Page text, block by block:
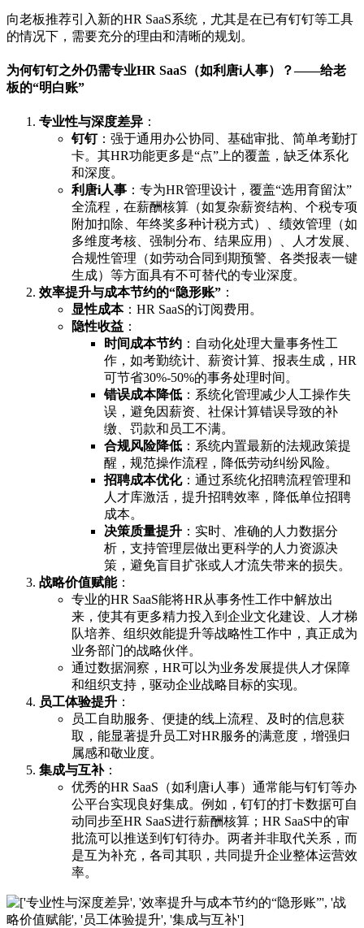
向老板推荐引入新的HR SaaS系统，尤其是在已有钉钉等工具
的情况下，需要充分的理由和清晰的规划。
为何钉钉之外仍需专业HR SaaS（如利唐i人事）？——给老
板的“明白账”
专业性与深度差异 ：
钉钉：强于通用办公协同、基础审批、简单考勤打
卡。其HR功能更多是“点”上的覆盖，缺乏体系化
和深度。
利唐i人事 ：专为HR管理设计，覆盖“选用育留汰”
全流程，在薪酬核算（如复杂薪资结构、个税专项
附加扣除、年终奖多种计税方式）、绩效管理（如
多维度考核、强制分布、结果应用）、人才发展、
合规性管理（如劳动合同到期预警、各类报表一键
生成）等方面具有不可替代的专业深度。
效率提升与成本节约的“隐形账” ：
显性成本：HR SaaS的订阅费用。
隐性收益 ：
时间成本节约 ：自动化处理大量事务性工
作，如考勤统计、薪资计算、报表生成，HR
可节省30%-50%的事务处理时间。
错误成本降低 ：系统化管理减少人工操作失
误，避免因薪资、社保计算错误导致的补
缴、罚款和员工不满。
合规风险降低 ：系统内置最新的法规政策提
醒，规范操作流程，降低劳动纠纷风险。
招聘成本优化：通过系统化招聘流程管理和
人才库激活，提升招聘效率，降低单位招聘
成本。
决策质量提升 ：实时、准确的人力数据分
析，支持管理层做出更科学的人力资源决
策，避免盲目扩张或人才流失带来的损失。
战略价值赋能：
专业的HR SaaS能将HR从事务性工作中解放出
来，使其有更多精力投入到企业文化建设、人才梯
队培养、组织效能提升等战略性工作中，真正成为
业务部门的战略伙伴。
通过数据洞察，HR可以为业务发展提供人才保障
和组织支持，驱动企业战略目标的实现。
员工体验提升 ：
员工自助服务、便捷的线上流程、及时的信息获
取，能显著提升员工对HR服务的满意度，增强归
属感和敬业度。
集成与互补：
优秀的HR SaaS（如利唐i人事）通常能与钉钉等办
公平台实现良好集成。例如，钉钉的打卡数据可自
动同步至HR SaaS进行薪酬核算；HR SaaS中的审
批流可以推送到钉钉待办。两者并非取代关系，而
是互为补充，各司其职，共同提升企业整体运营效
率。